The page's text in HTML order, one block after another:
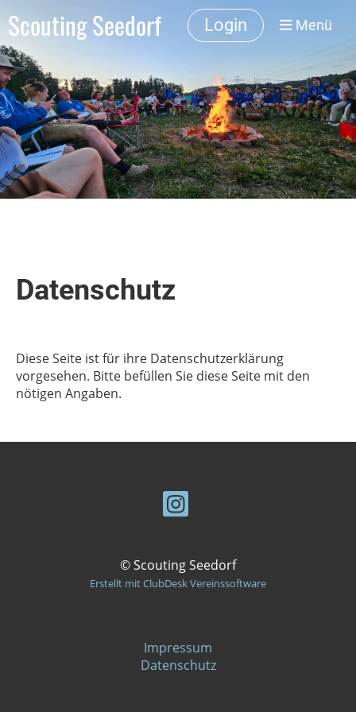
Scouting Seedorf Login Menü
Datenschutz
Diese Seite ist für ihre Datenschutzerklärung
vorgesehen. Bitte befüllen Sie diese Seite mit den
nötigen Angaben.
© Scouting Seedorf
Erstellt mit ClubDesk Vereinssoftware
Impressum
Datenschutz